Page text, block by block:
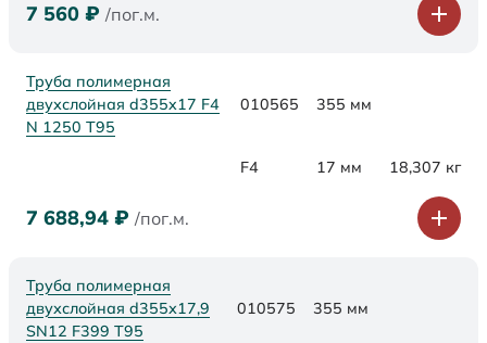
7 560 ₽ /пог.м.
Труба полимерная
двухслойная d355x17 F4
N 1250 Т95
010565 355 мм
F4 17 мм 18,307 кг
7 688,94 ₽ /пог.м.
Труба полимерная
двухслойная d355х17,9
SN12 F399 Т95
010575 355 мм